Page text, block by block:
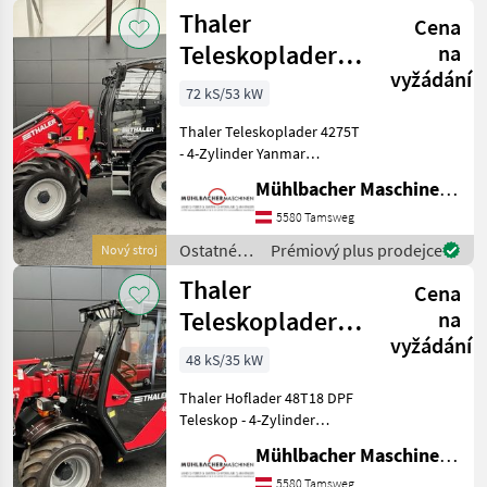
poľnohospodárske
silové
stroje /
Thaler
Nový stroj
Thaler
Teleskoplader
4275T 72PS
4.000kg
Hubkraft
Cena
na
vyžádání
72 kS/53 kW
Thaler Teleskoplader 4275T
- 4-Zylinder Yanmar
wassergekühlt, 53kW / 72PS
- Abgasnorm Stufe V über
DPF - hydrostatischer
Allradantrieb mit automot
Mühlbacher Maschinen GmbH
5580 Tamsweg
Ostatné
poľnohospodárske
silové
stroje /
Thaler
Prémiový plus prodejce
Thaler
Teleskoplader
48T18 DPF 48PS
2.500kg
Hubkraft
Cena
na
vyžádání
48 kS/35 kW
Thaler Hoflader 48T18 DPF
Teleskop - 4-Zylinder
wassergekühlt, 35, 4 kW
Mühlbacher Maschinen GmbH
5580 Tamsweg